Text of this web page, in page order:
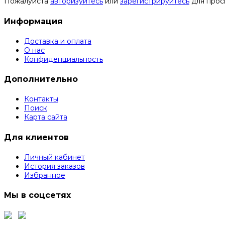
Информация
Доставка и оплата
О нас
Конфиденциальность
Дополнительно
Контакты
Поиск
Карта сайта
Для клиентов
Личный кабинет
История заказов
Избранное
Мы в соцсетях